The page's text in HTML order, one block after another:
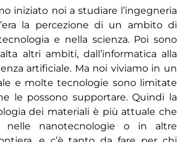
iniziato noi a studiare l’ingegneria
la percezione di un ambito di
e nella scienza. Poi sono
altri ambiti, dall’informatica alla
artificiale. Ma noi viviamo in un
e molte tecnologie sono limitate
le possono supportare. Quindi la
dei materiali è più attuale che
nelle nanotecnologie o in altre